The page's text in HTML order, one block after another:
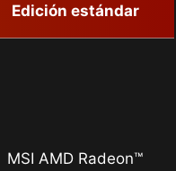
Edición estándar
MSI AMD Radeon™